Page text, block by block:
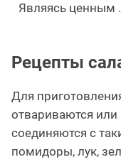
Являясь ценным
Рецепты
Для
отвариваются или
соединяются с
помидоры, лук,